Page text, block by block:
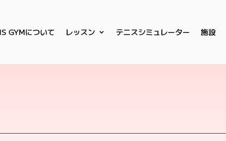
GYMについて レッスン テニスシミュレーター 施設